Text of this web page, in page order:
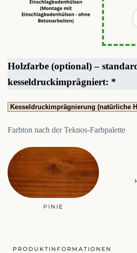
Holzfarbe (optional) –
kesseldruckimprägniert: *
Farbton nach der Teknos-Farbpalette
PINIE
PRODUKTINFORMATIONEN